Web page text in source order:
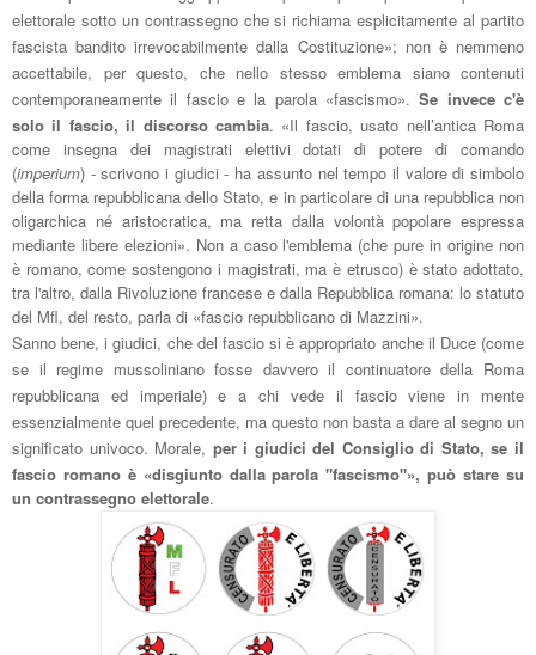
elettorale sotto un contrassegno che si richiama esplicitamente al partito
fascista bandito irrevocabilmente dalla Costituzione»; non è nemmeno
accettabile, per questo, che nello stesso emblema siano contenuti
contemporaneamente il fascio e la parola «fascismo».Se invece c'è
solo il fascio, il discorso cambia. «Il fascio, usato nell’antica Roma
come insegna dei magistrati elettivi dotati di potere di comando
(imperium) - scrivono i giudici - ha assunto nel tempo il valore di simbolo
della forma repubblicana dello Stato, e in particolare di una repubblica non
oligarchica né aristocratica, ma retta dalla volontà popolare espressa
mediante libere elezioni». Non a caso l'emblema (che pure in origine non
è romano, come sostengono i magistrati, ma è etrusco) èstatoadottato,
tra l'altro, dalla Rivoluzione francese e dalla Repubblica romana: lo statuto
del Mfl, del resto, parla di «fascio repubblicano di Mazzini».
Sannobene, i giudici, che del fascio si èappropriato anche il Duce (come
se il regime mussoliniano fosse davvero il continuatore della Roma
repubblicana ed imperiale) e a chi vede il fascio viene in mente
essenzialmente quel precedente, ma questo non basta a dare al segno un
significato univoco. Morale, per i giudici del Consigliodi Stato, se il
fascio romano è «disgiunto dalla parola "fascismo"», può stare su
un contrassegno elettorale.